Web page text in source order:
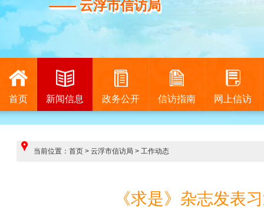
—— 云浮市信访局
—— 云浮市信访局
首页 新闻信息 政务公开 信访指南 网上信访
当前位置： 首页 > 云浮市信访局 > 工作动态
《求是》杂志发表